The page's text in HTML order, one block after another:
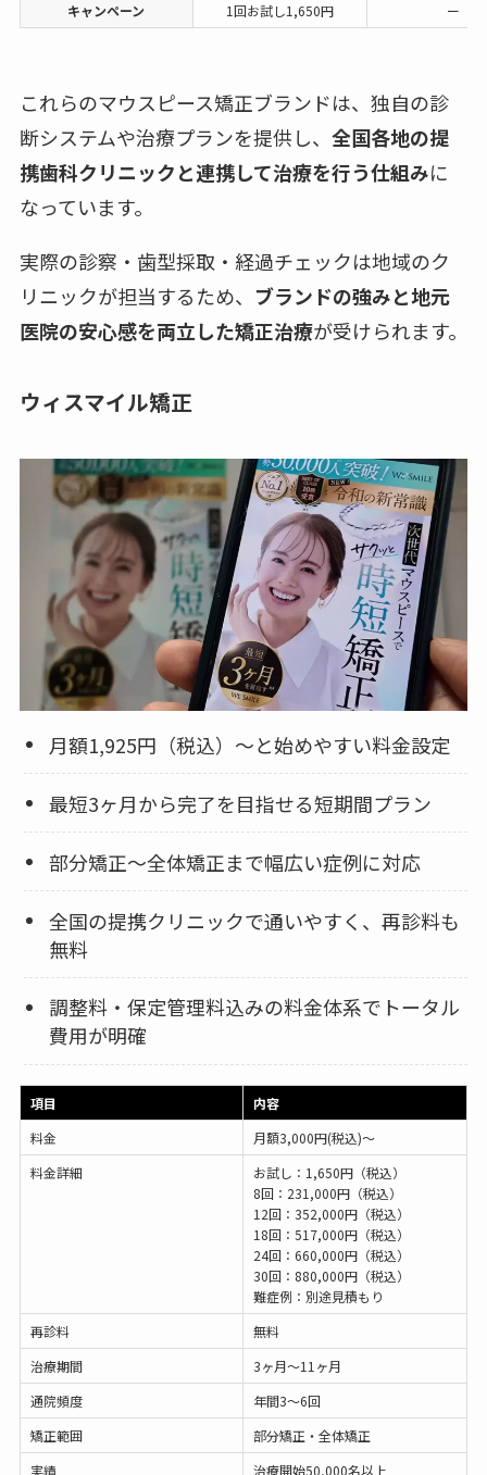
キャンペーン
1回お試し1,650円 ー
これらのマウスピース矯正ブランドは、独自の診
断システムや治療プランを提供し、 全国各地の提
携歯科クリニックと連携して治療を行う仕組みに
なっています。
実際の診察・歯型採取・経過チェックは地域のク
リニックが担当するため、 ブランドの強みと地元
医院の安心感を両立した矯正治療が受けられます。
ウィスマイル矯正
月額1,925円（税込）〜と始めやすい料金設定
最短3ヶ月から完了を目指せる短期間プラン
部分矯正〜全体矯正まで幅広い症例に対応
全国の提携クリニックで通いやすく、再診料も
無料
調整料・保定管理料込みの料金体系でトータル
費用が明確
項目
内容
料金
月額3,000円(税込)〜
料金詳細
お試し：1,650円（税込）
8回：231,000円（税込）
12回：352,000円（税込）
18回：517,000円（税込）
24回：660,000円（税込）
30回：880,000円（税込）
難症例：別途見積もり
再診料
無料
治療期間
3ヶ月〜11ヶ月
通院頻度
年間3〜6回
矯正範囲
部分矯正・全体矯正
実績
治療開始50,000名以上